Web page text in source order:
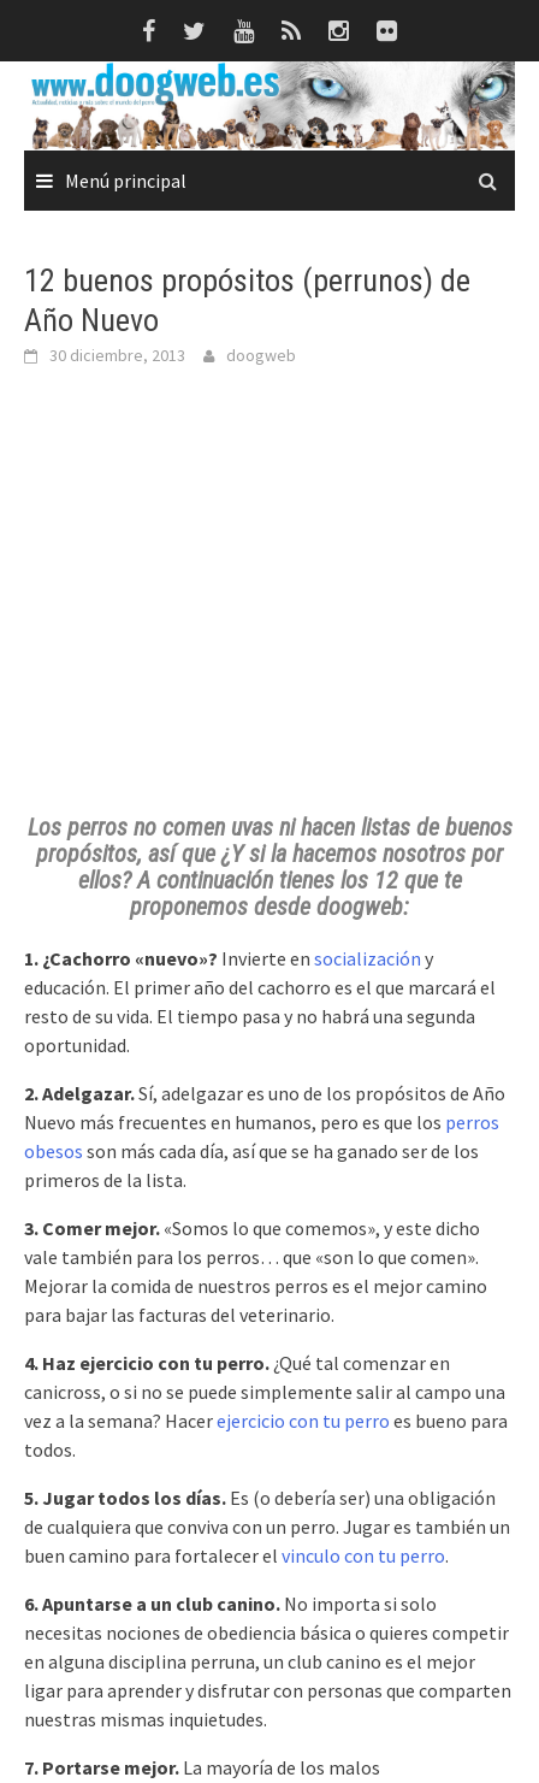
Menú principal
12 buenos propósitos (perrunos) de
Año Nuevo
30 diciembre, 2013 doogweb
Los perros no comen uvas ni hacen listas de buenos
propósitos, así que ¿Y si la hacemos nosotros por
ellos? A continuación tienes los 12 que te
proponemos desde doogweb:
1. ¿Cachorro «nuevo»? Invierte en socialización y
educación. El primer año del cachorro es el que marcará el
resto de su vida. El tiempo pasa y no habrá una segunda
oportunidad.
2. Adelgazar.Sí, adelgazar es uno de los propósitos de Año
Nuevo más frecuentes en humanos, pero es que los perros
obesos son más cada día, así que se ha ganado ser de los
primeros de la lista.
3. Comer mejor. «Somos lo que comemos», y este dicho
vale también para los perros… que «son lo que comen».
Mejorar la comida de nuestros perros es el mejor camino
para bajar las facturas del veterinario.
4. Haz ejercicio con tu perro. ¿Qué tal comenzar en
canicross, o si no se puede simplemente salir al campo una
vez a la semana? Hacerejercicio con tu perro es bueno para
todos.
5. Jugar todos los días. Es (o debería ser) una obligación
de cualquiera que conviva con un perro. Jugar es también un
buen camino para fortalecer el vinculo con tu perro.
6. Apuntarse a un club canino. No importa si solo
necesitas nociones de obediencia básica o quieres competir
en alguna disciplina perruna, un club canino es el mejor
ligar para aprender y disfrutar con personas que comparten
nuestras mismas inquietudes.
7. Portarse mejor. La mayoría de los malos